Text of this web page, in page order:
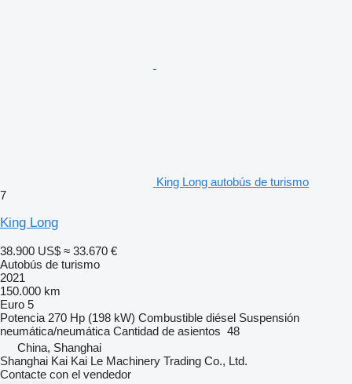
King Long autobús de turismo
7
King Long
38.900 US$ ≈ 33.670 €
Autobús de turismo
2021
150.000 km
Euro 5
Potencia 270 Hp (198 kW) Combustible diésel Suspensión
neumática/neumática Cantidad de asientos 48
China, Shanghai
Shanghai Kai Kai Le Machinery Trading Co., Ltd.
Contacte con el vendedor